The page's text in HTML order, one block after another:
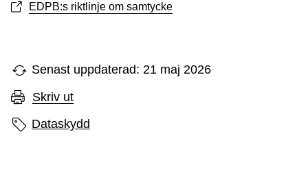
EDPB:s riktlinje om samtycke
Senast uppdaterad: 21 maj 2026
Skriv ut
Sidans etiketter
Dataskydd